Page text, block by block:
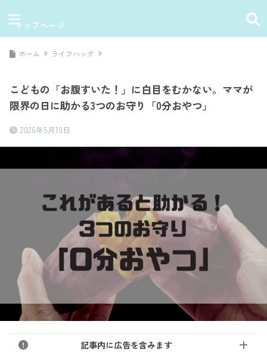
トップページ
ホーム ライフハック
こどもの「お腹すいた！」に白目をむかない。ママが
限界の日に助かる3つのお守り「0分おやつ」
2026年5月19日
記事内に広告を含みます